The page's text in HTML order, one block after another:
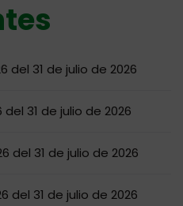
del 31 de julio de 2026
del 31 de julio de 2026
del 31 de julio de 2026
del 31 de julio de 2026